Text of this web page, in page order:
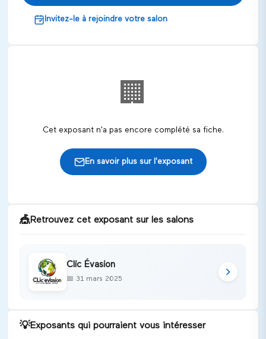
Invitez-le à rejoindre votre salon
🏢
Cet exposant n'a pas encore complété sa fiche.
En savoir plus sur l'exposant
🎪Retrouvez cet exposant sur les salons
Clic Évasion
📅 31 mars 2025
💡Exposants qui pourraient vous intéresser